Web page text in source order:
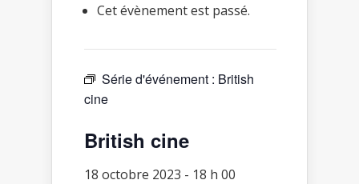
Cet évènement est passé.
Série d'événement : British
cine
British cine
18 octobre 2023 - 18 h 00